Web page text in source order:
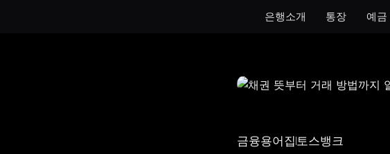
은행소개 통장 예금
토스뱅크 통장 모임 통
금융용어집 토스뱅크